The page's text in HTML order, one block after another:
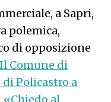
a Sapri,
polemica,
di opposizione
Il Comune di
Policastro a